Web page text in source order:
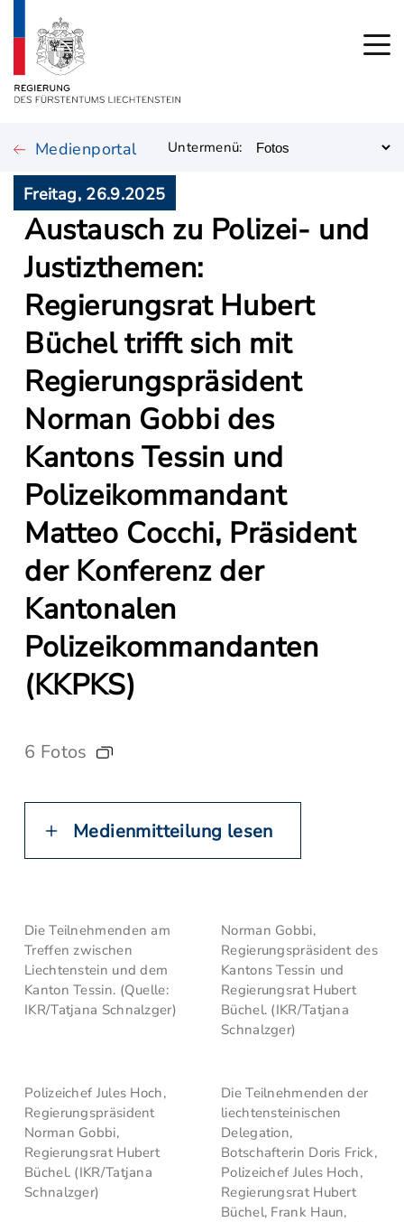
Medienportal Untermenü:
Freitag, 26.9.2025
Austausch zu Polizei- und
Justizthemen:
Regierungsrat Hubert
Büchel trifft sich mit
Regierungspräsident
Norman Gobbi des
Kantons Tessin und
Polizeikommandant
Matteo Cocchi, Präsident
der Konferenz der
Kantonalen
Polizeikommandanten
(KKPKS)
6 Fotos
Medienmitteilung lesen
Die Teilnehmenden am
Treffen zwischen
Liechtenstein und dem
Kanton Tessin. (Quelle:
IKR/Tatjana Schnalzger)
Norman Gobbi,
Regierungspräsident des
Kantons Tessin und
Regierungsrat Hubert
Büchel. (IKR/Tatjana
Schnalzger)
Polizeichef Jules Hoch,
Regierungspräsident
Norman Gobbi,
Regierungsrat Hubert
Büchel. (IKR/Tatjana
Schnalzger)
Die Teilnehmenden der
liechtensteinischen
Delegation,
Botschafterin Doris Frick,
Polizeichef Jules Hoch,
Regierungsrat Hubert
Büchel, Frank Haun,